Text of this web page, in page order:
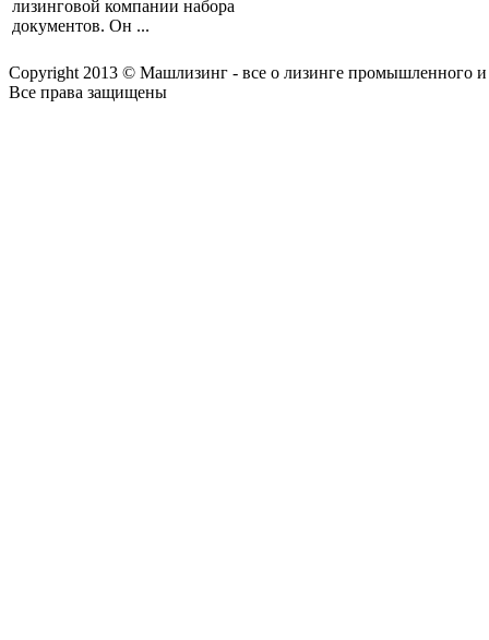
лизинговой компании набора
документов. Он ...
Copyright 2013 © Машлизинг - все о лизинге промышленного и
Все права защищены